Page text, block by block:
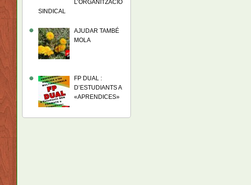
L’ORGANITZACIÓ
SINDICAL
AJUDAR TAMBÉ
MOLA
FP DUAL :
D’ESTUDIANTS A
«APRENDICES»